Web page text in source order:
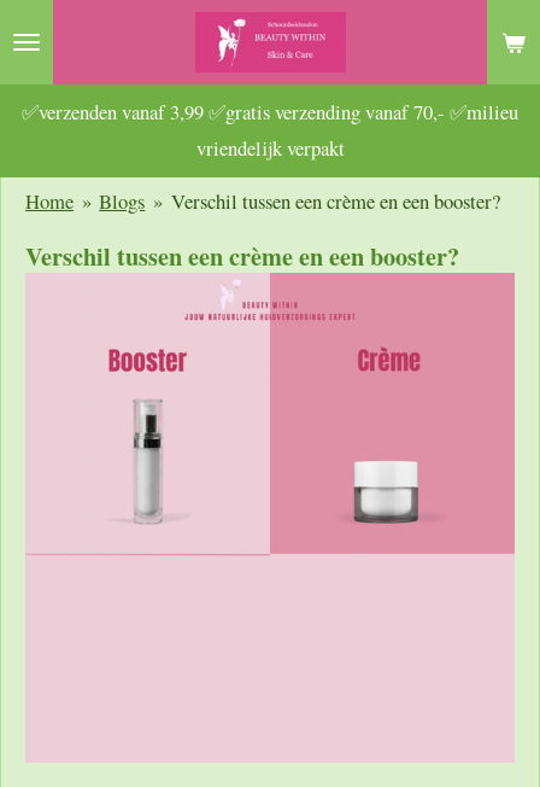
Ga
naar
hoofdinhoud
✅verzenden vanaf 3,99 ✅gratis verzending vanaf 70,- ✅milieu
vriendelijk verpakt
Home » Blogs » Verschil tussen een crème en een booster?
Verschil tussen een crème en een booster?